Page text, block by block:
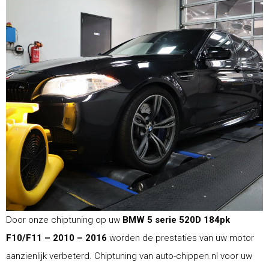
Door onze chiptuning op uw BMW 5 serie 520D 184pk
F10/F11 – 2010 – 2016 worden de prestaties van uw motor
aanzienlijk verbeterd. Chiptuning van auto-chippen.nl voor uw